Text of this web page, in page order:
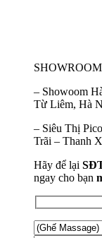
– Showoom
Từ Liêm, Hà
– Siêu Thị
Trãi – Thanh
Hãy để lại
ngay cho bạn